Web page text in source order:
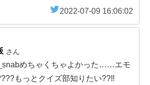
2022-07-09 16:06:02
さん
めちゃくちゃよかった……エモ
もっとクイズ部知りたい??‼️